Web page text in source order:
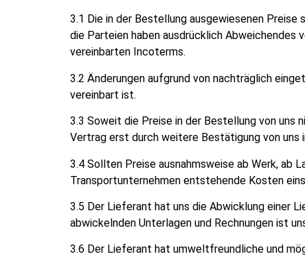
3.1 Die in der Bestellung ausgewiesenen
die Parteien haben ausdrücklich
vereinbarten Incoterms.
3.2 Änderungen aufgrund von nachträglich
vereinbart ist.
3.3 Soweit die Preise in der Bestellung von
Vertrag erst durch weitere Bestätigung von
3.4 Sollten Preise ausnahmsweise ab Werk, ab
Transportunternehmen entstehende Kosten
3.5 Der Lieferant hat uns die Abwicklung einer
abwickelnden Unterlagen und Rechnungen ist
3.6 Der Lieferant hat umweltfreundliche und